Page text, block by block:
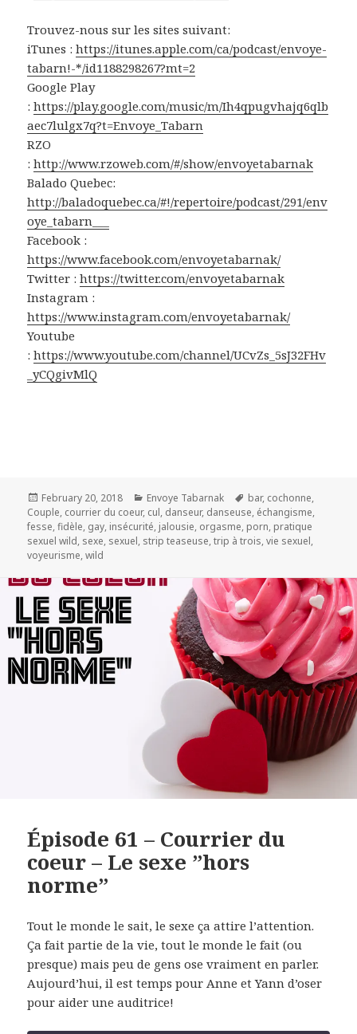
Trouvez-nous sur les sites suivant:
iTunes :https://itunes.apple.com/ca/podcast/envoye-
tabarn!-*/id1188298267?mt=2
Google Play
:https://play.google.com/music/m/Ih4qpugvhajq6qlb
aec7lulgx7q?t=Envoye_Tabarn
RZO
:http://www.rzoweb.com/#/show/envoyetabarnak
Balado Quebec:
http://baladoquebec.ca/#!/repertoire/podcast/291/env
oye_tabarn___
Facebook :
https://www.facebook.com/envoyetabarnak/
Twitter :https://twitter.com/envoyetabarnak
Instagram :
https://www.instagram.com/envoyetabarnak/
Youtube
:https://www.youtube.com/channel/UCvZs_5sJ32FHv
_yCQgivMlQ
Posted
on
February 20, 2018 Categories
Envoye Tabarnak Tags
bar, cochonne,
Couple, courrier du coeur, cul, danseur, danseuse, échangisme,
fesse,fidèle, gay, insécurité, jalousie, orgasme, porn, pratique
sexuel wild, sexe, sexuel, strip teaseuse,trip à trois,vie sexuel,
voyeurisme,wild
Épisode 61 – Courrier du
coeur – Le sexe ”hors
norme”
Tout le monde le sait, le sexe ça attire l’attention.
Ça fait partie de la vie, tout le monde le fait (ou
presque) mais peu de gens ose vraiment en parler.
Aujourd’hui, il est temps pour Anne et Yann d’oser
pour aider une auditrice!